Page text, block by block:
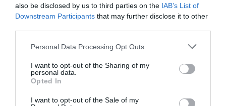
also be disclosed by us to third parties on the IAB’s List of
Downstream Participants that may further disclose it to other
Personal Data Processing Opt Outs
I want to opt-out of the Sharing of my
personal data.
Opted In
I want to opt-out of the Sale of my
En el Valencia CF, todos los caminos pasan por el
Nuevo Mestalla. Patata caliente de la entidad desde
tendrá para inversiones en infraestructuras. Por su
Espanyol, quiere crecer en uno de sus grandes
baluartes: la cantera. Para ella levantará una nueva
ciudad deportiva, cuyo desarrollo ya estaba dentro de
mantendrá el presupuesto fijado inicialmente de 20